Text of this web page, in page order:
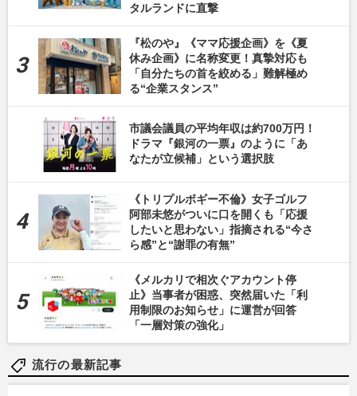
タルランドに直撃
『松のや』《ママ応援企画》を《夏
休み企画》に名称変更！真摯対応も
「自分たちの首を絞める」難解極め
る“企業スタンス”
市議会議員の平均年収は約700万円！
ドラマ『銀河の一票』のように「あ
なたが立候補」という選択肢
《トリプルボギー不倫》女子ゴルフ
阿部未悠がついに口を開くも「応援
したいと思わない」指摘される“今さ
ら感”と“謝罪の有無”
《メルカリで相次ぐアカウント停
止》当事者が困惑、突然届いた「利
用制限のお知らせ」に運営が回答
「一層対策の強化」
流行の最新記事